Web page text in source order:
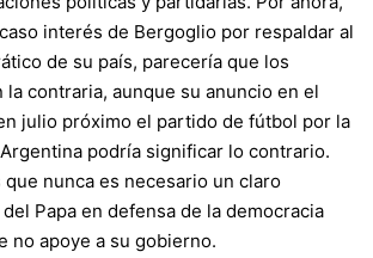
interés de Bergoglio por respaldar al
de su país, parecería que los
la contraria, aunque su anuncio en el
julio próximo el partido de fútbol por la
podría significar lo contrario.
que nunca es necesario un claro
Papa en defensa de la democracia
no apoye a su gobierno.